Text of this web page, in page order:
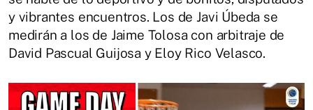
y vibrantes encuentros. Los de Javi Úbeda se
medirán a los de Jaime Tolosa con arbitraje de
David Pascual Guijosa y Eloy Rico Velasco.